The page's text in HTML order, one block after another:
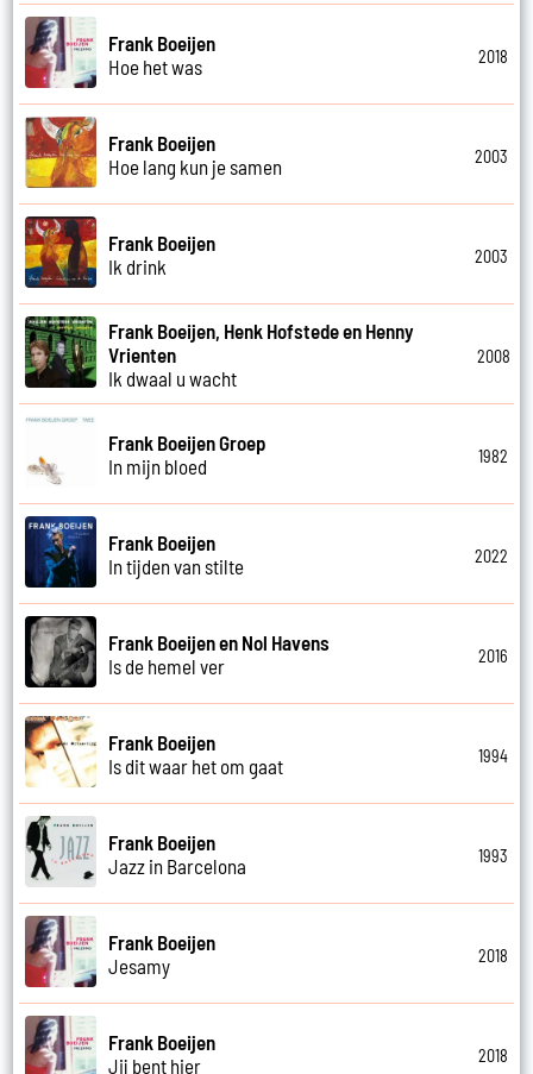
Frank Boeijen
Hoe het was
2018
Frank Boeijen
Hoe lang kun je samen
2003
Frank Boeijen
Ik drink
2003
Frank Boeijen, Henk Hofstede en Henny
Vrienten
Ik dwaal u wacht
2008
Frank Boeijen Groep
In mijn bloed
1982
Frank Boeijen
In tijden van stilte
2022
Frank Boeijen en Nol Havens
Is de hemel ver
2016
Frank Boeijen
Is dit waar het om gaat
1994
Frank Boeijen
Jazz in Barcelona
1993
Frank Boeijen
Jesamy
2018
Frank Boeijen
Jij bent hier
2018